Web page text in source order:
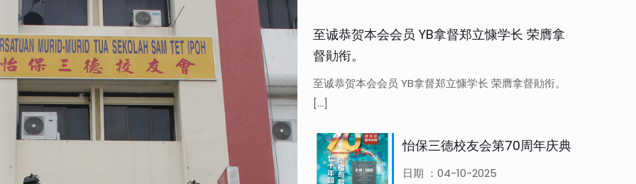
至诚恭贺本会会员 YB拿督郑立慷学长 荣膺拿
督勛衔。
至诚恭贺本会会员 YB拿督郑立慷学长 荣膺拿督勛衔。
[…]
怡保三德校友会第70周年庆典
日期 ：04-10-2025